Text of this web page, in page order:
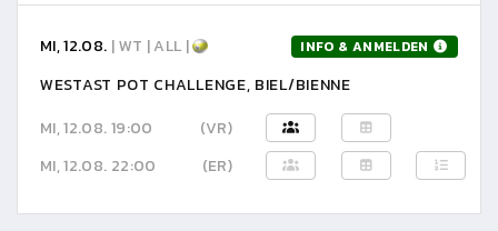
MI, 12.08. | WT | ALL | INFO & ANMELDEN
WESTAST POT CHALLENGE, BIEL/BIENNE
MI, 12.08. 19:00
(VR)
MI, 12.08. 22:00
(ER)